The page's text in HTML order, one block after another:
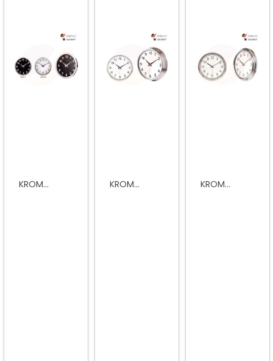
KROM... KROM... KROM...